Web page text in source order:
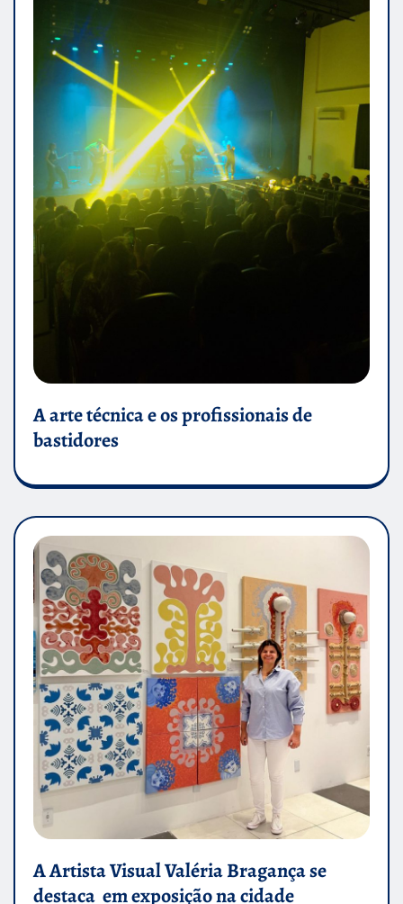
A arte técnica e os profissionais de
bastidores
A Artista Visual Valéria Bragança se
destaca em exposição na cidade